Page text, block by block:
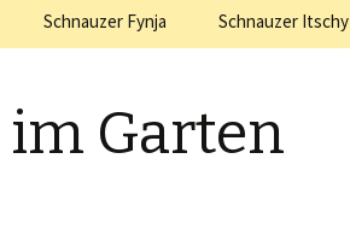
Schnauzer Fynja Schnauzer Itschy
im Garten